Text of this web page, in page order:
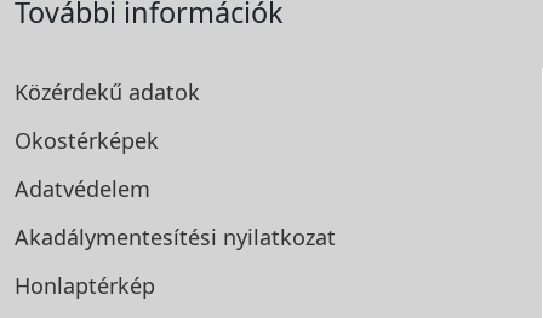
További információk
Közérdekű adatok
Okostérképek
Adatvédelem
Akadálymentesítési nyilatkozat
Honlaptérkép